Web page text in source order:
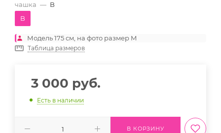
чашка — B
B
Модель 175 см, на фото размер M
Таблица размеров
3 000 руб.
Есть в наличии
В КОРЗИНУ